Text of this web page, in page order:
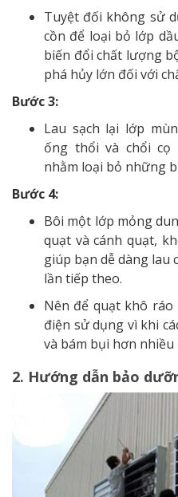
Tuyệt đối không sử
cồn để loại bỏ lớp
biến đổi chất lượng
phá hủy lớn đối với
Bước 3:
Lau sạch lại lớp
ống thổi và chổi cọ
nhằm loại bỏ những
Bước 4:
Bôi một lớp mỏng
quạt và cánh quạt,
giúp bạn dễ dàng lau
lần tiếp theo.
Nên để quạt khô
điện sử dụng vì khi
và bám bụi hơn nhiều
2. Hướng dẫn bảo